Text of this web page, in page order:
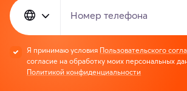
Номер телефона
Я принимаю условия Пользовательского
согласие на обработку моих персональных
Политикой конфиденциальности